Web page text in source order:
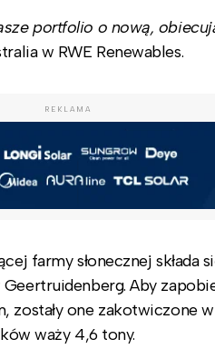
portfolio o nową,
w RWE Renewables.
REKLAMA
farmy słonecznej
Aby
zostały one
waży 4,6 tony.